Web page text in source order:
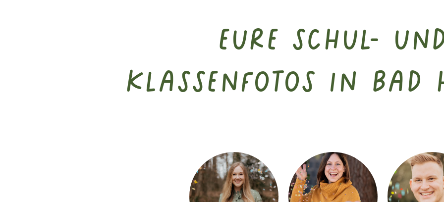
Eure Schul-
Klassenfotos in Bad